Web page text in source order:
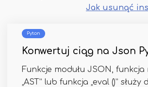
Jak usunąć
Pyton
Konwertuj ciąg na Json
Funkcje modułu JSON, funkcja
„AST” lub funkcja „eval ()”